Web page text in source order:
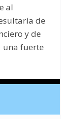
al
de
y de
una fuerte